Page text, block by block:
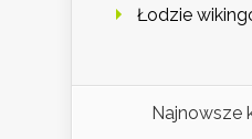
Łodzie
Najnowsze